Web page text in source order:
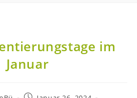
im
Januar